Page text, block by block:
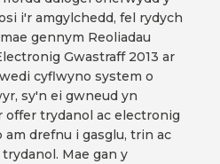
i'r amgylchedd, fel rydych
gennym Reoliadau
Gwastraff 2013 ar
cyflwyno system o
sy'n ei gwneud yn
trydanol ac electronig
drefnu i gasglu, trin ac
Mae gan y